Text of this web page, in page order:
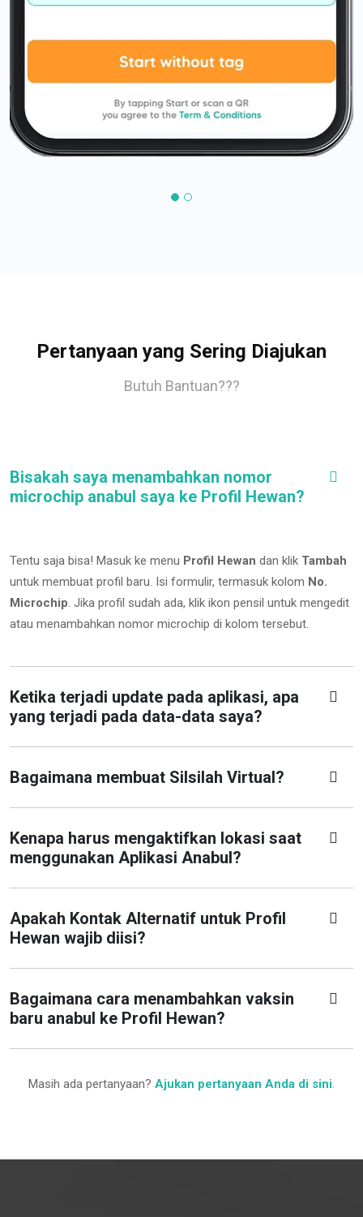
Pertanyaan yang Sering Diajukan
Butuh Bantuan???
Bisakah saya menambahkan nomor
microchip anabul saya ke Profil Hewan?
Tentu saja bisa! Masuk ke menu Profil Hewan dan klik Tambah
untuk membuat profil baru. Isi formulir, termasuk kolom No.
Microchip. Jika profil sudah ada, klik ikon pensil untuk mengedit
atau menambahkan nomor microchip di kolom tersebut.
Ketika terjadi update pada aplikasi, apa
yang terjadi pada data-data saya?
Bagaimana membuat Silsilah Virtual?
Kenapa harus mengaktifkan lokasi saat
menggunakan Aplikasi Anabul?
Apakah Kontak Alternatif untuk Profil
Hewan wajib diisi?
Bagaimana cara menambahkan vaksin
baru anabul ke Profil Hewan?
Masih ada pertanyaan? Ajukan pertanyaan Anda di sini.